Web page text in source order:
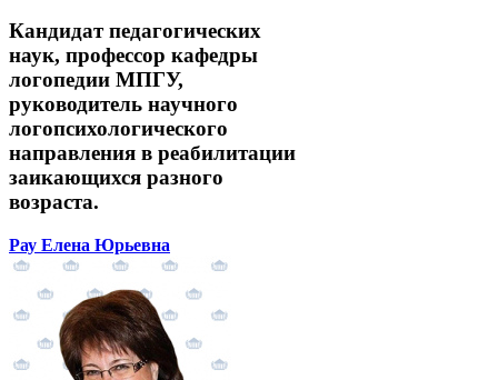
Кандидат педагогических
наук, профессор кафедры
логопедии МПГУ,
руководитель научного
логопсихологического
направления в реабилитации
заикающихся разного
возраста.
Рау Елена Юрьевна